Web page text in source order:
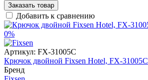
Заказать товар
Добавить к сравнению
0%
Артикул: FX-31005C
Крючок двойной Fixsen Hotel, FX-31005C
Бренд